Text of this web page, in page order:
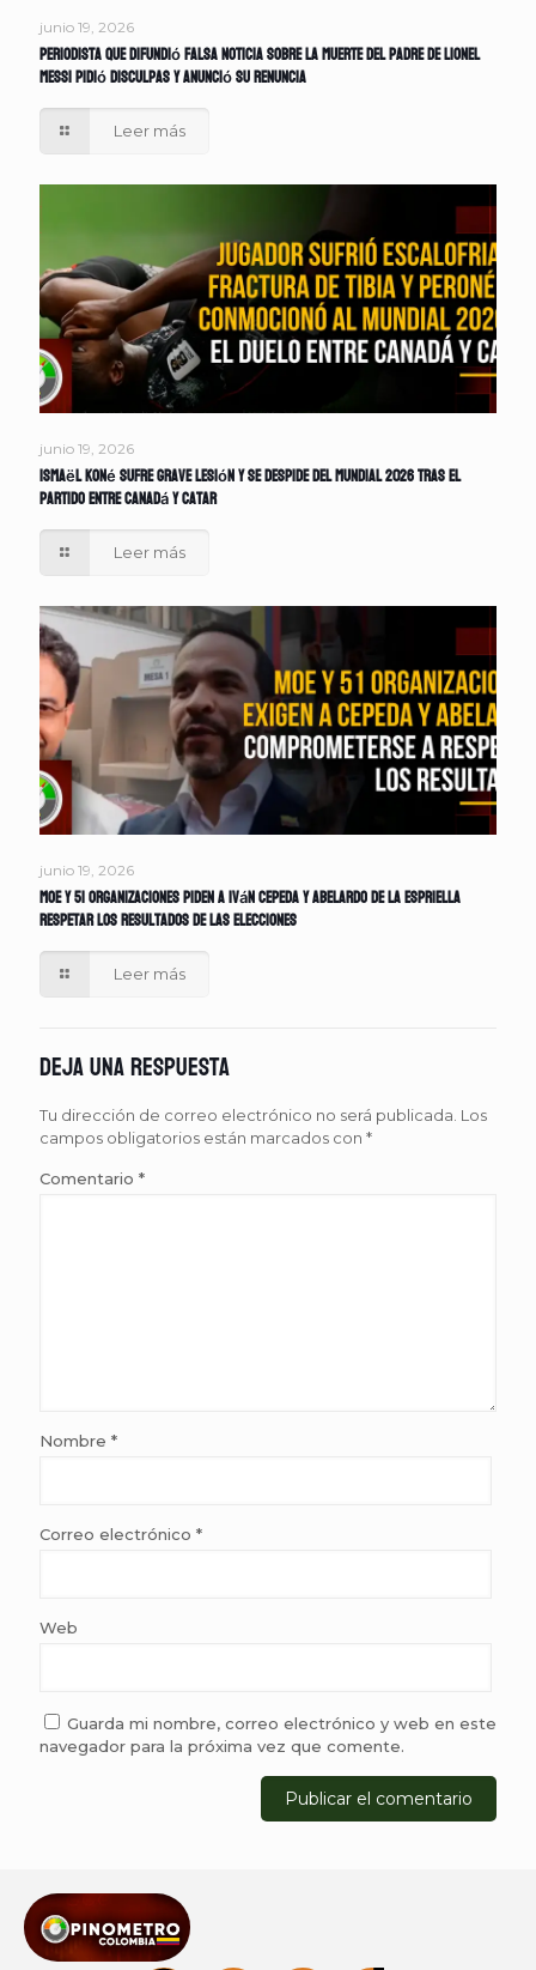
junio 19, 2026
Periodista que difundió falsa noticia sobre la muerte del padre de Lionel
Messi pidió disculpas y anunció su renuncia
Leer más
junio 19, 2026
Ismaël Koné sufre grave lesión y se despide del Mundial 2026 tras el
partido entre Canadá y Catar
Leer más
junio 19, 2026
MOE y 51 organizaciones piden a Iván Cepeda y Abelardo de la Espriella
respetar los resultados de las elecciones
Leer más
Deja una respuesta
Tu dirección de correo electrónico no será publicada. Los
campos obligatorios están marcados con *
Comentario *
Nombre *
Correo electrónico *
Web
Guarda mi nombre, correo electrónico y web en este
navegador para la próxima vez que comente.